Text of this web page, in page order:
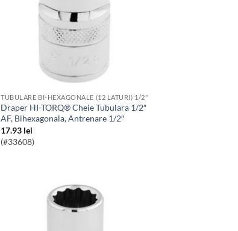
TUBULARE BI-HEXAGONALE (12 LATURI) 1/2"
Draper HI-TORQ® Cheie Tubulara 1/2″
AF, Bihexagonala, Antrenare 1/2″
17.93 lei
(#33608)